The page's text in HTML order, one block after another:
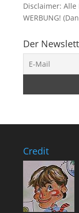
Disclaimer:
WERBUNG!
Der
Credit